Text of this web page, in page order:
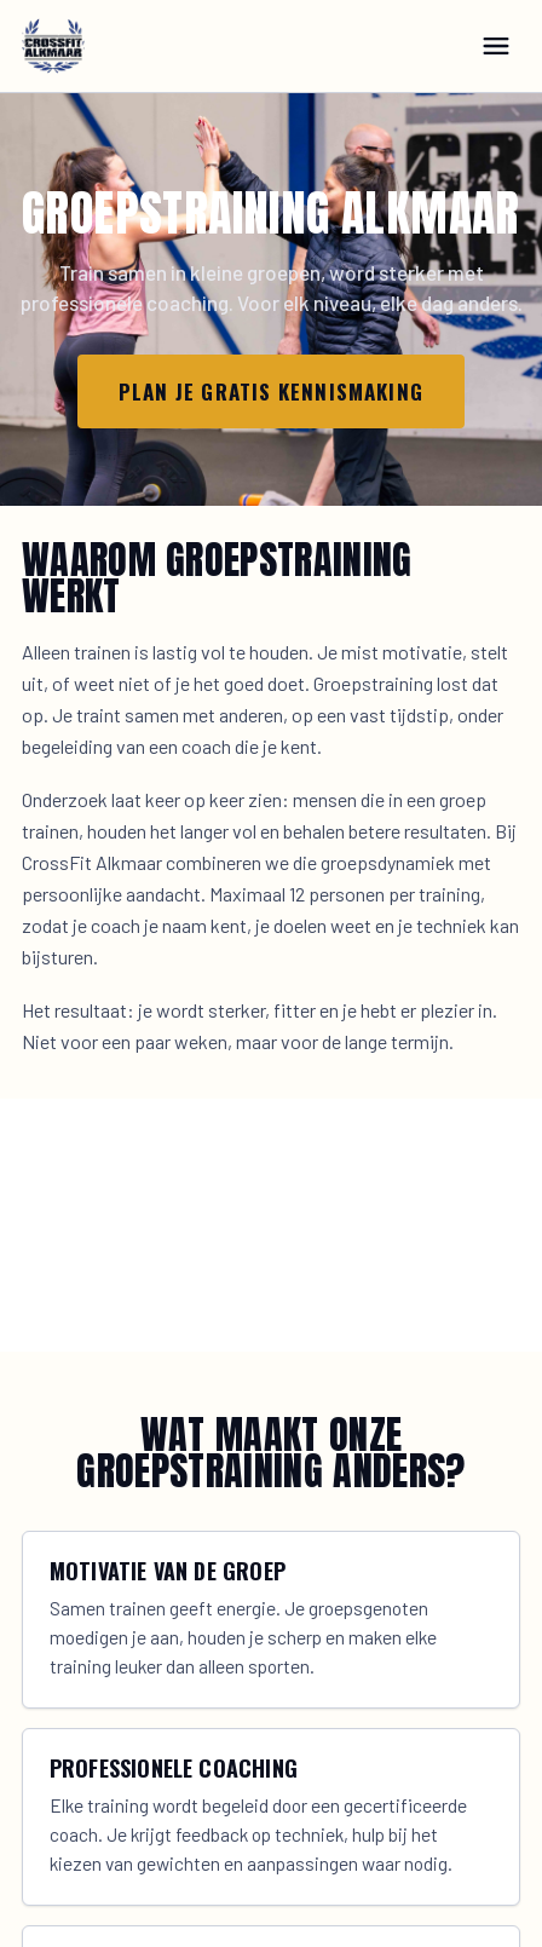
GROEPSTRAINING ALKMAAR
Train samen in kleine groepen, word sterker met
professionele coaching. Voor elk niveau, elke dag anders.
PLAN JE GRATIS KENNISMAKING
WAAROM GROEPSTRAINING
WERKT
Alleen trainen is lastig vol te houden. Je mist motivatie, stelt
uit, of weet niet of je het goed doet. Groepstraining lost dat
op. Je traint samen met anderen, op een vast tijdstip, onder
begeleiding van een coach die je kent.
Onderzoek laat keer op keer zien: mensen die in een groep
trainen, houden het langer vol en behalen betere resultaten. Bij
CrossFit Alkmaar combineren we die groepsdynamiek met
persoonlijke aandacht. Maximaal 12 personen per training,
zodat je coach je naam kent, je doelen weet en je techniek kan
bijsturen.
Het resultaat: je wordt sterker, fitter en je hebt er plezier in.
Niet voor een paar weken, maar voor de lange termijn.
WAT MAAKT ONZE
GROEPSTRAINING ANDERS?
MOTIVATIE VAN DE GROEP
Samen trainen geeft energie. Je groepsgenoten
moedigen je aan, houden je scherp en maken elke
training leuker dan alleen sporten.
PROFESSIONELE COACHING
Elke training wordt begeleid door een gecertificeerde
coach. Je krijgt feedback op techniek, hulp bij het
kiezen van gewichten en aanpassingen waar nodig.